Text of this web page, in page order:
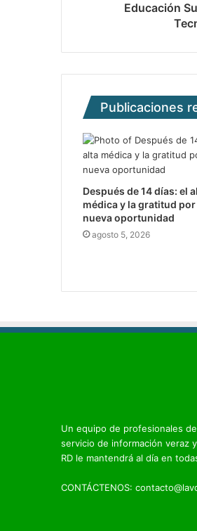
Educación
Publicaciones
Después de 14 días: el
médica y la gratitud
nueva oportunidad
agosto 5, 2026
Un equipo de profesionales
servicio de información veraz
RD le mantendrá al día en
CONTÁCTENOS: